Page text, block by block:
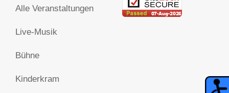
Alle Veranstaltungen
Live-Musik
Bühne
Kinderkram